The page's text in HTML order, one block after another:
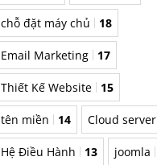
chỗ đặt máy chủ 18
Email Marketing 17
Thiết Kế Website 15
tên miền 14 Cloud server
Hệ Điều Hành 13 joomla